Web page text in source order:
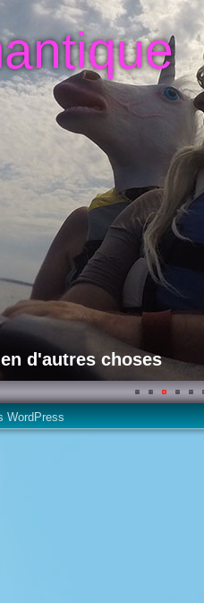
d'autres choses
WordPress